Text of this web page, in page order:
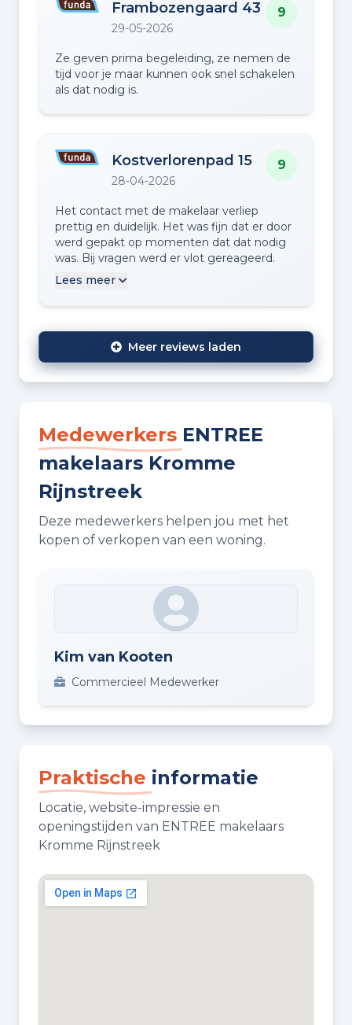
Frambozengaard 43
29-05-2026
9
Ze geven prima begeleiding, ze nemen de
tijd voor je maar kunnen ook snel schakelen
als dat nodig is.
Kostverlorenpad 15
28-04-2026
9
Het contact met de makelaar verliep
prettig en duidelijk. Het was fijn dat er door
werd gepakt op momenten dat dat nodig
was. Bij vragen werd er vlot gereageerd.
Lees meer
Meer reviews laden
Medewerkers ENTREE
makelaars Kromme
Rijnstreek
Deze medewerkers helpen jou met het
kopen of verkopen van een woning.
Kim van Kooten
Commercieel Medewerker
Praktische informatie
Locatie, website-impressie en
openingstijden van ENTREE makelaars
Kromme Rijnstreek